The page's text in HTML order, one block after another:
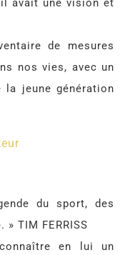
avait une vision et
de mesures
nos vies, avec un
la jeune génération
du sport, des
TIM FERRISS
en lui un